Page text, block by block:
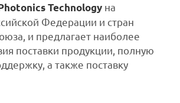
Technology на
Федерации и стран
и предлагает наиболее
поставки продукции, полную
а также поставку